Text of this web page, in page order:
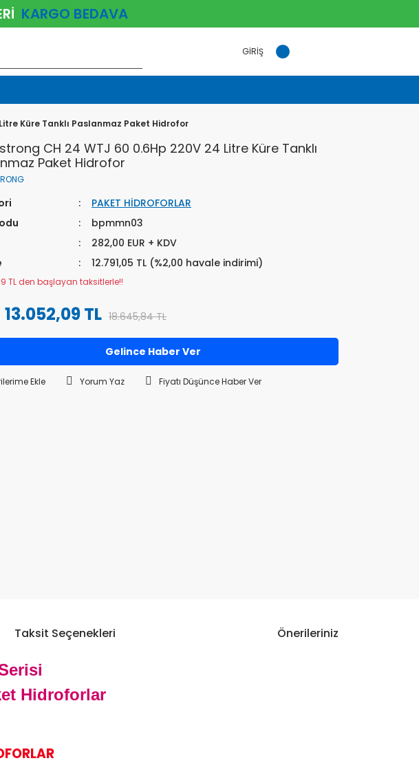
KARGO BEDAVA
GİRİŞ
Küre Tanklı Paslanmaz Paket Hidrofor
CH 24 WTJ 60 0.6Hp 220V 24 Litre Küre Tanklı
Paket Hidrofor
PAKET HİDROFORLAR
bpmmn03
282,00 EUR + KDV
12.791,05 TL (%2,00 havale indirimi)
TL den başlayan taksitlerle!!
13.052,09 TL 18.645,84 TL
Gelince Haber Ver
Yorum Yaz Fiyatı Düşünce Haber Ver
Taksit Seçenekleri Önerileriniz
Hidroforlar